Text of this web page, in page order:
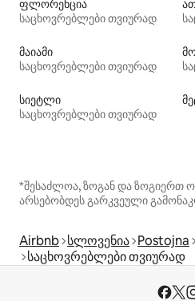
ფლორენცია
საცხოვრებლები თვიურად
მაიამი
საცხოვრებლები თვიურად
სიეტლი
საცხოვრებლები თვიურად
*შესაძლოა, ზოგან და ზოგიერთ
არსებობდეს გარკვეული
Airbnb სლოვენია Postojna
საცხოვრებლები თვიურად